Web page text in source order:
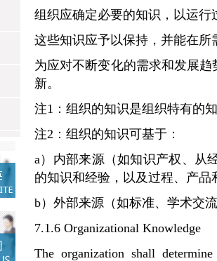
组织应确定必要的知识，以运行
这些知识应予以保持，并能在所
为应对不断变化的需求和发展
新。
注1：组织的知识是组织特有的
注2：组织的知识可基于：
a）内部来源（如知识产权、从
的知识和经验，以及过程、产品
b）外部来源（如标准、学术交
7.1.6 Organizational Knowledge
The organization shall